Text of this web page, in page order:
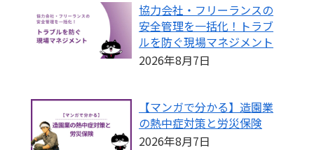
協力会社・フリーランスの
安全管理を一括化！トラブ
ルを防ぐ現場マネジメント
2026年8月7日
【マンガで分かる】造園業
の熱中症対策と労災保険
2026年8月7日